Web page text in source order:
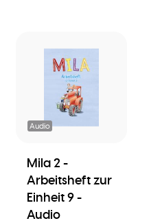
Audio
Mila 2 -
Arbeitsheft zur
Einheit 9 -
Audio